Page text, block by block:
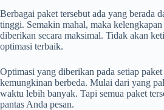
Berbagai paket tersebut ada yang berada
tinggi. Semakin mahal, maka
diberikan secara maksimal. Tidak akan
optimasi terbaik.
Optimasi yang diberikan pada setiap
kemungkinan berbeda. Mulai dari yang
waktu lebih banyak. Tapi semua paket
pantas Anda pesan.